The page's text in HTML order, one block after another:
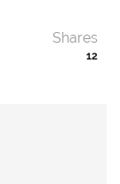
12
Shares